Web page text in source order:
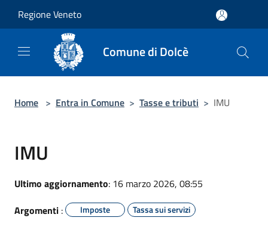
Regione Veneto
Comune di Dolcè
Home > Entra in Comune > Tasse e tributi > IMU
IMU
Ultimo aggiornamento: 16 marzo 2026, 08:55
Argomenti : Imposte Tassa sui servizi